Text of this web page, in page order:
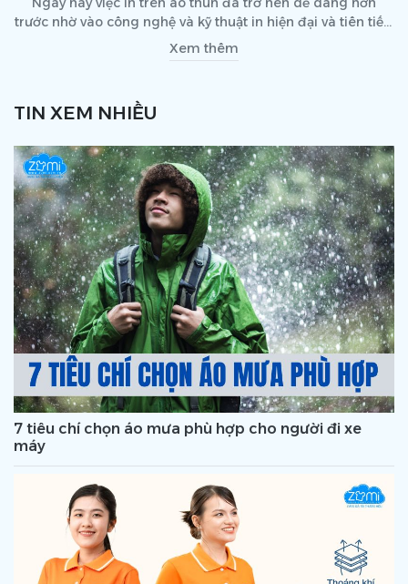
TIN XEM NHIỀU
7 tiêu chí chọn áo mưa phù hợp cho người đi xe
máy
trước nhờ vào công nghệ và kỹ thuật in hiện đại và tiên tiến.
Hãy cùng Zumi xem qua các kỹ thuật in hiện nay trên thị
trường đang áp dụng nhé
Xem thêm